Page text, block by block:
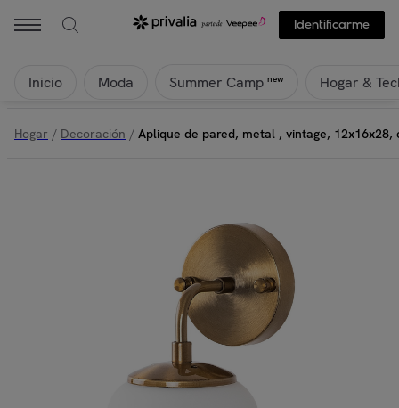
Identificarme
Inicio Moda Summer Camp new Hogar &
Hogar / Decoración / Aplique de pared, metal , vintage, 12x16x28,